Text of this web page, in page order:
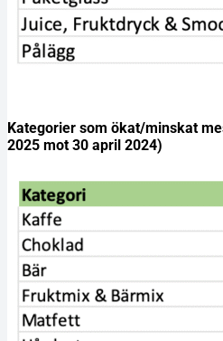
Kategorier som ökat/minskat
2025 mot 30 april 2024)